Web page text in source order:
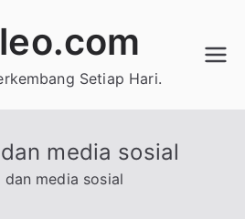
Setiap Hari.
media sosial
media sosial